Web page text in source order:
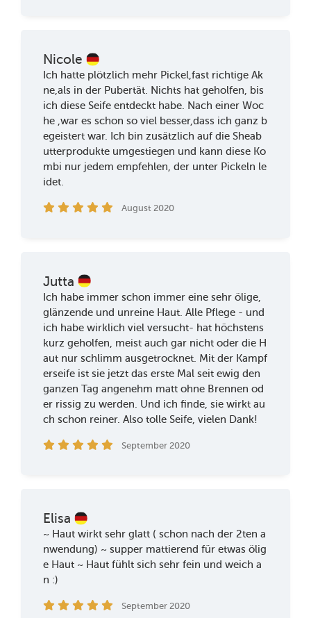
Nicole
Ich hatte plötzlich mehr Pickel,fast richtige Ak
ne,als in der Pubertät. Nichts hat geholfen, bis
ich diese Seife entdeckt habe. Nach einer Woc
he ,war es schon so viel besser,dass ich ganz b
egeistert war. Ich bin zusätzlich auf die Sheab
utterprodukte umgestiegen und kann diese Ko
mbi nur jedem empfehlen, der unter Pickeln le
idet.
August 2020
Jutta
Ich habe immer schon immer eine sehr ölige,
glänzende und unreine Haut. Alle Pflege - und
ich habe wirklich viel versucht- hat höchstens
kurz geholfen, meist auch gar nicht oder die H
aut nur schlimm ausgetrocknet. Mit der Kampf
erseife ist sie jetzt das erste Mal seit ewig den
ganzen Tag angenehm matt ohne Brennen od
er rissig zu werden. Und ich finde, sie wirkt au
ch schon reiner. Also tolle Seife, vielen Dank!
September 2020
Elisa
~ Haut wirkt sehr glatt ( schon nach der 2ten a
nwendung) ~ supper mattierend für etwas ölig
e Haut ~ Haut fühlt sich sehr fein und weich a
n :)
September 2020